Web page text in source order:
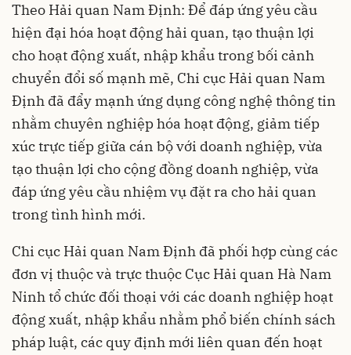
Theo Hải quan Nam Định: Để đáp ứng yêu cầu
hiện đại hóa hoạt động hải quan, tạo thuận lợi
cho hoạt động xuất, nhập khẩu trong bối cảnh
chuyển đổi số mạnh mẽ, Chi cục Hải quan Nam
Định đã đẩy mạnh ứng dụng công nghệ thông tin
nhằm chuyên nghiệp hóa hoạt động, giảm tiếp
xúc trực tiếp giữa cán bộ với doanh nghiệp, vừa
tạo thuận lợi cho cộng đồng doanh nghiệp, vừa
đáp ứng yêu cầu nhiệm vụ đặt ra cho hải quan
trong tình hình mới.
Chi cục Hải quan Nam Định đã phối hợp cùng các
đơn vị thuộc và trực thuộc Cục Hải quan Hà Nam
Ninh tổ chức đối thoại với các doanh nghiệp hoạt
động xuất, nhập khẩu nhằm phổ biến chính sách
pháp luật, các quy định mới liên quan đến hoạt